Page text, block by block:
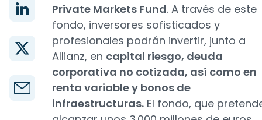
Private Markets Fund. A través de este
fondo, inversores sofisticados y
profesionales podrán invertir, junto a
Allianz, en capital riesgo, deuda
corporativa no cotizada, así como en
renta variable y bonos de
infraestructuras. El fondo, que